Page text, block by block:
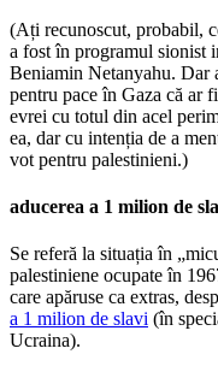
(Ați recunoscut, probabil,
a fost în programul sionist
Beniamin Netanyahu. Dar
pentru pace în Gaza că ar
evrei cu totul din acel
ea, dar cu intenția de a
vot pentru palestinieni.)
aducerea a 1 milion de
Se referă la situația în
palestiniene ocupate în
care apăruse ca extras,
a 1 milion de slavi (în
Ucraina).